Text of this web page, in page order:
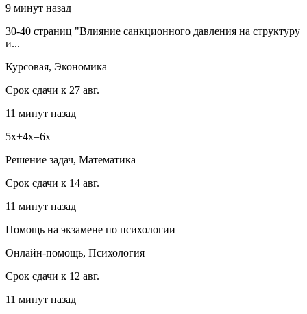
9 минут назад
30-40 страниц "Влияние санкционного давления на структуру
и...
Курсовая, Экономика
Срок сдачи к 27 авг.
11 минут назад
5x+4x=6x
Решение задач, Математика
Срок сдачи к 14 авг.
11 минут назад
Помощь на экзамене по психологии
Онлайн-помощь, Психология
Срок сдачи к 12 авг.
11 минут назад